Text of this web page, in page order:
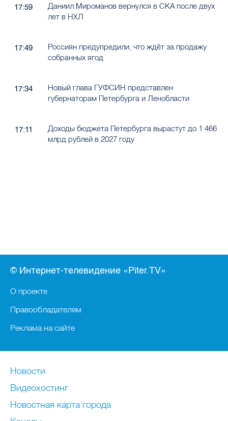
17:59
Даниил Мироманов вернулся в СКА после двух
лет в НХЛ
17:49
Россиян предупредили, что ждёт за продажу
собранных ягод
17:34
Новый глава ГУФСИН представлен
губернаторам Петербурга и Ленобласти
17:11
Доходы бюджета Петербурга вырастут до 1 466
млрд рублей в 2027 году
© Интернет-телевидение «Piter.TV»
О проекте
Правообладателям
Реклама на сайте
Новости
Видеохостинг
Новостная карта города